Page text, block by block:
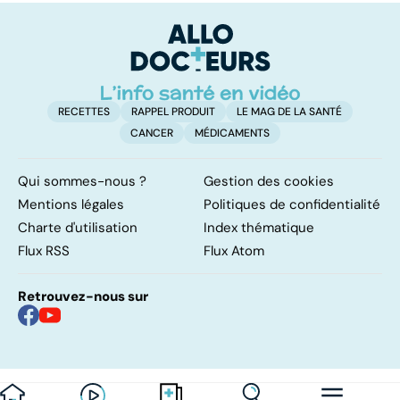
RECETTES RAPPEL PRODUIT
LE MAG DE LA SANTÉ
CANCER
MÉDICAMENTS
Qui sommes-nous ?
Gestion des cookies
Mentions légales
Politiques de confidentialité
Charte d'utilisation
Index thématique
Flux RSS
Flux Atom
Retrouvez-nous sur